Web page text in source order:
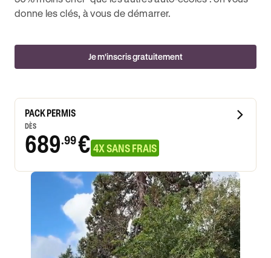
donne les clés, à vous de démarrer.
Je m'inscris gratuitement
PACK PERMIS
DÈS
689.99€ 4X SANS FRAIS